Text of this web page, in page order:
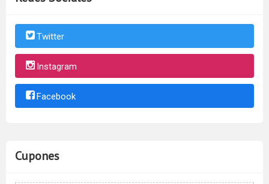
Twitter
Instagram
Facebook
Cupones